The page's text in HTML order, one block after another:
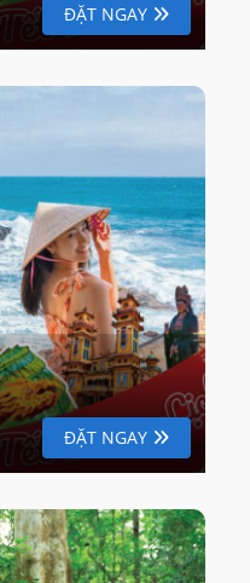
ĐẶT NGAY
ĐẶT NGAY